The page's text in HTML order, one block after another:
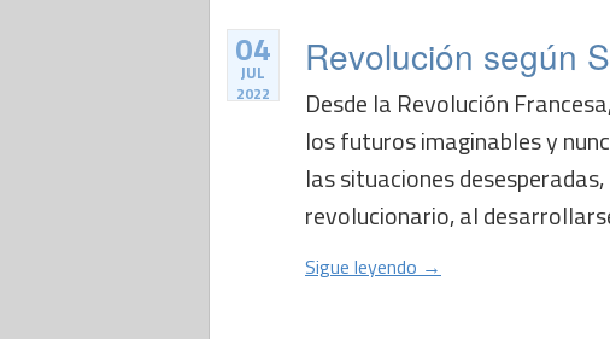
04
JUL
2022
Revolución según
Desde la Revolución
los futuros imaginables y
las situaciones
revolucionario, al
Sigue leyendo →